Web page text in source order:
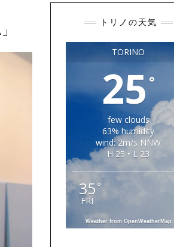
トリノの天気
TORINO
25°
few clouds
63% humidity
wind: 2m/s NNW
H 25 • L 23
35 °
FRI
Weather from OpenWeatherMap